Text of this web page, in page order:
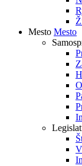
Mesto Mesto